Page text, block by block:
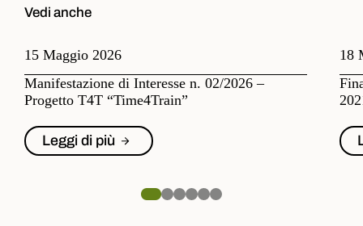
Vedi anche
15 Maggio 2026
Manifestazione di Interesse n. 02/2026 –
Progetto T4T “Time4Train”
Leggi di più
18